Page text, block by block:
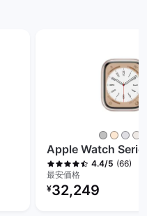
Apple Watch
4.4/5 (66)
最安価格
リファービッシュ品の
¥32,249